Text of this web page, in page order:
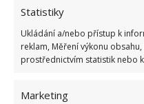
Statistiky
Ukládání a/nebo přístup k
reklam, Měření výkonu
prostřednictvím statistik nebo
Marketing